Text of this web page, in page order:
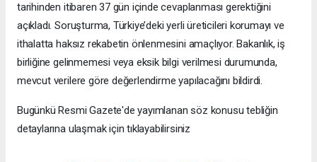
tarihinden itibaren 37 gün içinde cevaplanması gerektiğini
açıkladı. Soruşturma, Türkiye’deki yerli üreticileri korumayı ve
ithalatta haksız rekabetin önlenmesini amaçlıyor. Bakanlık, iş
birliğine gelinmemesi veya eksik bilgi verilmesi durumunda,
mevcut verilere göre değerlendirme yapılacağını bildirdi.
Bugünkü Resmi Gazete'de yayımlanan söz konusu tebliğin
detaylarına ulaşmak için tıklayabilirsiniz